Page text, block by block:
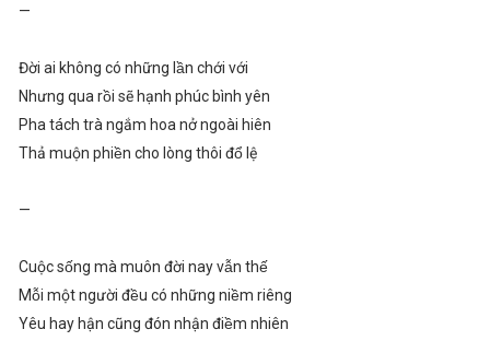
—
Đời ai không có những lần chới với
Nhưng qua rồi sẽ hạnh phúc bình yên
Pha tách trà ngắm hoa nở ngoài hiên
Thả muộn phiền cho lòng thôi đổ lệ
—
Cuộc sống mà muôn đời nay vẫn thế
Mỗi một người đều có những niềm riêng
Yêu hay hận cũng đón nhận điềm nhiên